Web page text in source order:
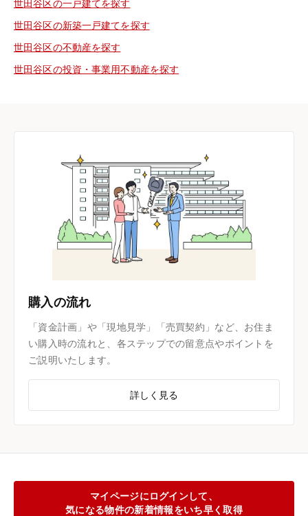
世田谷区の一戸建てを探す
世田谷区の新築一戸建てを探す
世田谷区の不動産を探す
世田谷区の投資・事業用不動産を探す
購入の流れ
「資金計画」や「現地見学」「売買契約」など、お住ま
い購入時の流れと、各ステップでの留意点やポイントを
ご説明いたします。
詳しく見る
マイページにログインして、
気になる物件の新着情報をいち早く取得